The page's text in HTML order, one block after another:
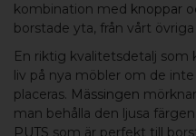
kombination med knoppar
borstade yta, från vårt
En riktig kvalitetsdetalj som
liv på nya möbler om de
placeras. Mässingen
man behålla den ljusa
PUTS som är perfekt till